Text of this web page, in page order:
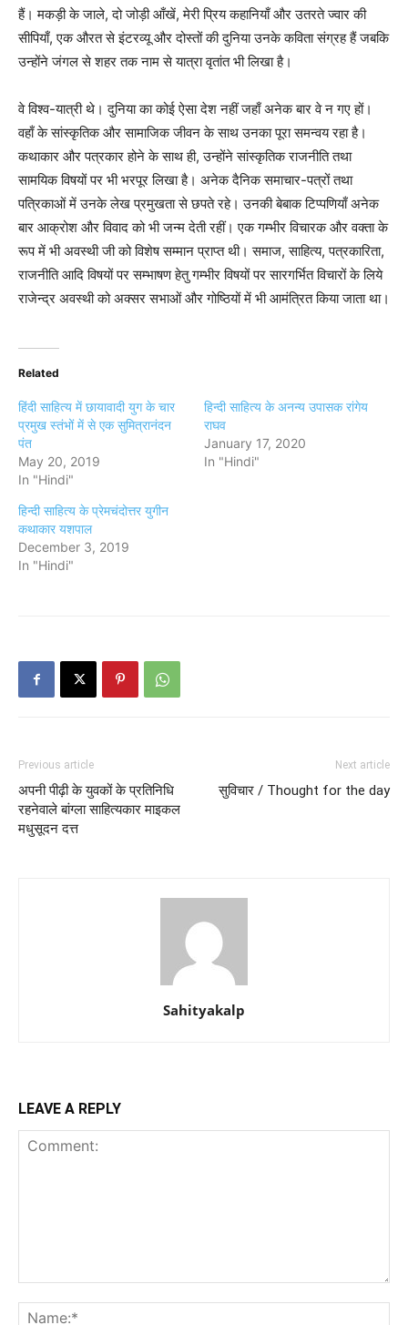
हैं। मकड़ी के जाले, दो जोड़ी आँखें, मेरी प्रिय कहानियाँ और उतरते ज्वार की
सीपियाँ, एक औरत से इंटरव्यू और दोस्तों की दुनिया उनके कविता संग्रह हैं जबकि
उन्होंने जंगल से शहर तक नाम से यात्रा वृतांत भी लिखा है।
वे विश्व-यात्री थे। दुनिया का कोई ऐसा देश नहीं जहाँ अनेक बार वे न गए हों।
वहाँ के सांस्कृतिक और सामाजिक जीवन के साथ उनका पूरा समन्वय रहा है।
कथाकार और पत्रकार होने के साथ ही, उन्होंने सांस्कृतिक राजनीति तथा
सामयिक विषयों पर भी भरपूर लिखा है। अनेक दैनिक समाचार-पत्रों तथा
पत्रिकाओं में उनके लेख प्रमुखता से छपते रहे। उनकी बेबाक टिप्पणियाँ अनेक
बार आक्रोश और विवाद को भी जन्म देती रहीं। एक गम्भीर विचारक और वक्ता के
रूप में भी अवस्थी जी को विशेष सम्मान प्राप्त थी। समाज, साहित्य, पत्रकारिता,
राजनीति आदि विषयों पर सम्भाषण हेतु गम्भीर विषयों पर सारगर्भित विचारों के लिये
राजेन्द्र अवस्थी को अक्सर सभाओं और गोष्ठियों में भी आमंत्रित किया जाता था।
Related
हिंदी साहित्य में छायावादी युग के चार
प्रमुख स्तंभों में से एक सुमित्रानंदन
पंत
May 20, 2019
In "Hindi"
हिन्दी साहित्य के अनन्य उपासक रांगेय
राघव
January 17, 2020
In "Hindi"
हिन्दी साहित्य के प्रेमचंदोत्तर युगीन
कथाकार यशपाल
December 3, 2019
In "Hindi"
Previous article
अपनी पीढ़ी के युवकों के प्रतिनिधि
रहनेवाले बांग्ला साहित्यकार माइकल
मधुसूदन दत्त
Next article
सुविचार / Thought for the day
Sahityakalp
LEAVE A REPLY